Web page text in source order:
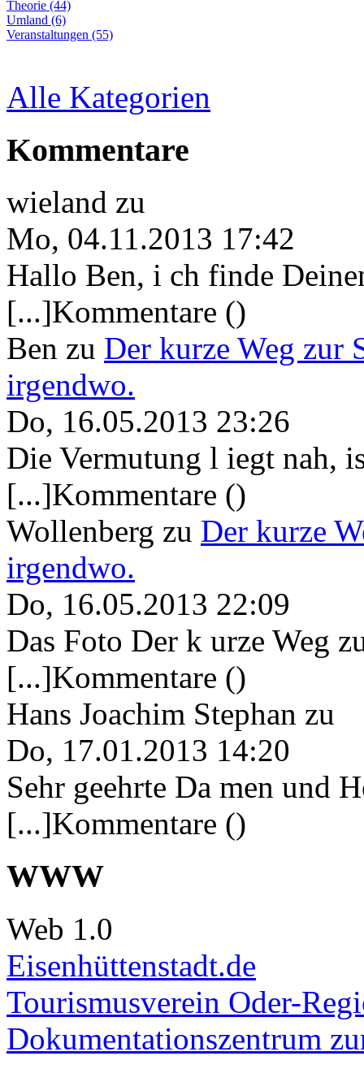
Theorie (44)
Umland (6)
Veranstaltungen (55)
Alle Kategorien
Kommentare
wieland zu
Mo, 04.11.2013 17:42
Hallo Ben, i ch finde
[...]Kommentare ()
Ben zu Der kurze Weg zur
irgendwo.
Do, 16.05.2013 23:26
Die Vermutung l iegt nah,
[...]Kommentare ()
Wollenberg zu Der kurze
irgendwo.
Do, 16.05.2013 22:09
Das Foto Der k urze Weg
[...]Kommentare ()
Hans Joachim Stephan zu
Do, 17.01.2013 14:20
Sehr geehrte Da men und
[...]Kommentare ()
WWW
Web 1.0
Eisenhüttenstadt.de
Tourismusverein Oder-
Dokumentationszentrum